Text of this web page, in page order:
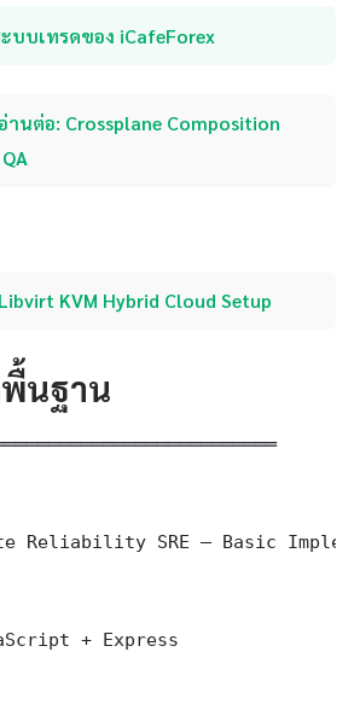
บบเทรดของ iCafeForex
านต่อ: Crossplane Composition
Libvirt KVM Hybrid Cloud Setup
พื้นฐาน
Reliability SRE — Basic
+ Express